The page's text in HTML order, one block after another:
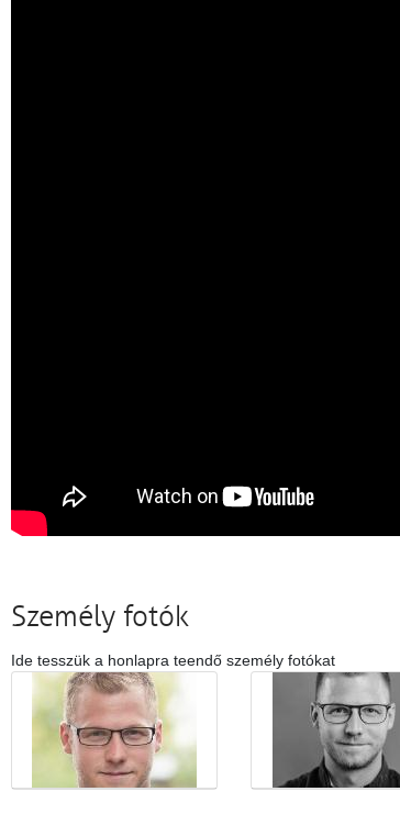
Személy fotók
Ide tesszük a honlapra teendő személy fotókat
Médiatár